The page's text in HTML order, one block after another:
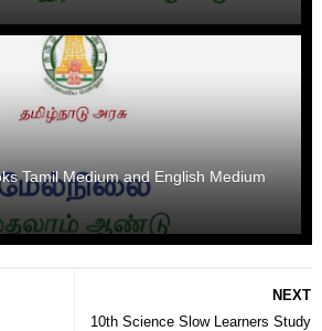
Tamil Medium and English Medium
NEXT
10th Science Slow Learners Study